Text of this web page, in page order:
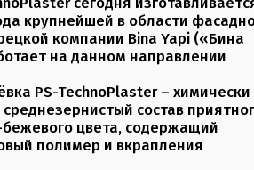
крупнейшей в области
компании Bina Yapi («Бина
на данном направлении
PS-TechnoPlaster – химически
состав
бежевого цвета, содержащий
полимер и вкрапления